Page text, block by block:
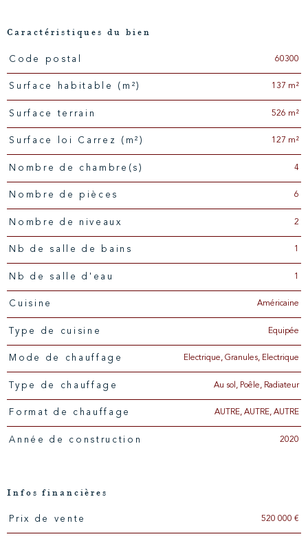
Caractéristiques du bien
Caractéristiques Valeurs
Code postal 60300
Surface habitable (m²) 137 m²
surface terrain 526 m²
Surface loi Carrez (m²) 127 m²
Nombre de chambre(s) 4
Nombre de pièces 6
Nombre de niveaux 2
Nb de salle de bains 1
Nb de salle d'eau 1
Cuisine Américaine
Type de cuisine Equipée
Mode de chauffage Electrique, Granules, Electrique
Type de chauffage Au sol, Poêle, Radiateur
Format de chauffage AUTRE, AUTRE, AUTRE
Année de construction 2020
Infos financières
Caractéristiques Valeurs
Prix de vente 520 000 €